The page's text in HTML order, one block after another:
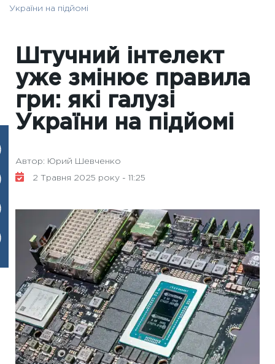
України на підйомі
Штучний інтелект
уже змінює правила
гри: які галузі
України на підйомі
Автор: Юрий Шевченко
2 Травня 2025 року - 11:25